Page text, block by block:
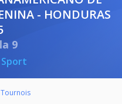
- HONDURAS
9
Tournois